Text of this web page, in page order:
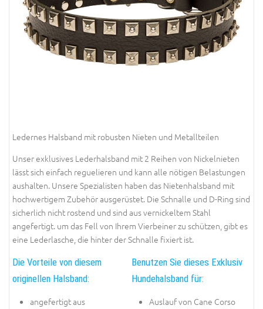
Ledernes Halsband mit robusten Nieten und Metallteilen
Unser exklusives Lederhalsband mit 2 Reihen von Nickelnieten
lässt sich einfach reguelieren und kann alle nötigen Belastungen
aushalten. Unsere Spezialisten haben das Nietenhalsband mit
hochwertigem Zubehör ausgerüstet. Die Schnalle und D-Ring sind
sicherlich nicht rostend und sind aus vernickeltem Stahl
angefertigt. um das Fell von Ihrem Vierbeiner zu schützen, gibt es
eine Lederlasche, die hinter der Schnalle fixiert ist.
Die Vorteile von diesem
originellen Halsband:
angefertigt aus
Benutzen Sie dieses Exklusiv
Hundehalsband für:
Auslauf von Cane Corso